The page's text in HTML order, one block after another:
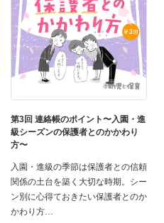
第3回 連絡帳のポイント〜入園・進
級シーズンの保護者とのかかわり
方〜
入園・進級の季節は保護者との信頼
関係の土台を築く大切な時期。シー
ン別に心得ておきたい保護者とのか
かわり方